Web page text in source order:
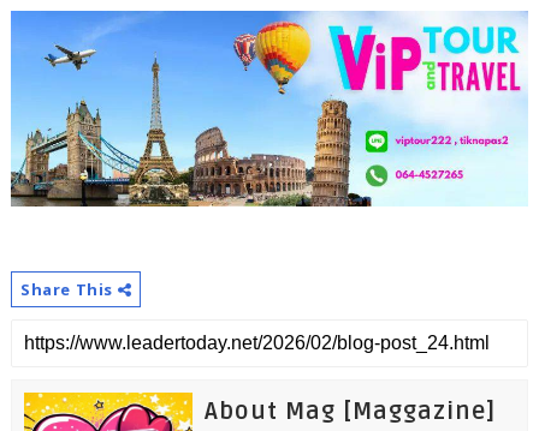
Share This
About Mag [Maggazine]